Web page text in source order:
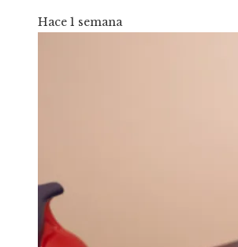
Hace 1 semana